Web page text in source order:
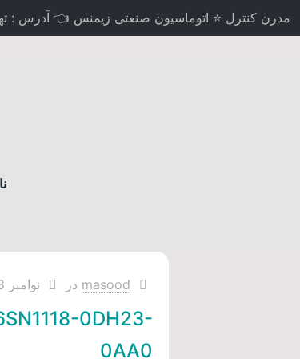
مدرن کنترل ⭐ اتوماسیون صنعتی زیمنس 👈 آدرس :
masood در نوامبر 8, 2015
0DH23-
0AA0